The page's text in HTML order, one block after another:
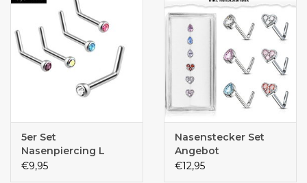
5er Set
Nasenpiercing L
Form
€9,95
Nasenstecker Set
Angebot
€12,95